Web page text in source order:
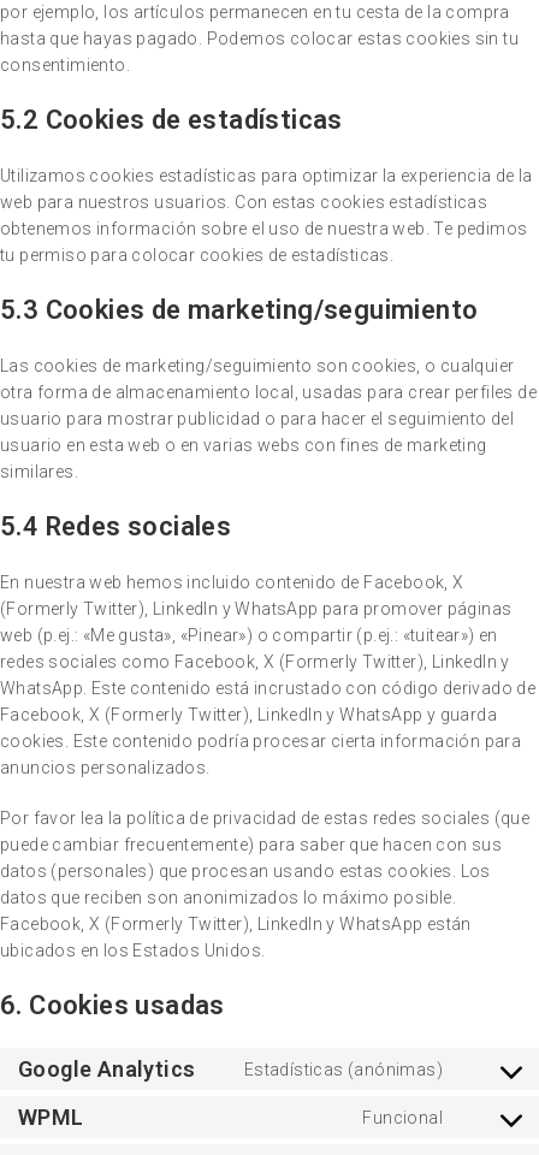
por ejemplo, los artículos permanecen en tu cesta de la compra
hasta que hayas pagado. Podemos colocar estas cookies sin tu
consentimiento.
5.2 Cookies de estadísticas
Utilizamos cookies estadísticas para optimizar la experiencia de la
web para nuestros usuarios. Con estas cookies estadísticas
obtenemos información sobre el uso de nuestra web. Te pedimos
tu permiso para colocar cookies de estadísticas.
5.3 Cookies de marketing/seguimiento
Las cookies de marketing/seguimiento son cookies, o cualquier
otra forma de almacenamiento local, usadas para crear perfiles de
usuario para mostrar publicidad o para hacer el seguimiento del
usuario en esta web o en varias webs con fines de marketing
similares.
5.4 Redes sociales
En nuestra web hemos incluido contenido de Facebook, X
(Formerly Twitter), LinkedIn y WhatsApp para promover páginas
web (p.ej.: «Me gusta», «Pinear») o compartir (p.ej.: «tuitear») en
redes sociales como Facebook, X (Formerly Twitter), LinkedIn y
WhatsApp. Este contenido está incrustado con código derivado de
Facebook, X (Formerly Twitter), LinkedIn y WhatsApp y guarda
cookies. Este contenido podría procesar cierta información para
anuncios personalizados.
Por favor lea la política de privacidad de estas redes sociales (que
puede cambiar frecuentemente) para saber que hacen con sus
datos (personales) que procesan usando estas cookies. Los
datos que reciben son anonimizados lo máximo posible.
Facebook, X (Formerly Twitter), LinkedIn y WhatsApp están
ubicados en los Estados Unidos.
6. Cookies usadas
Google Analytics Estadísticas (anónimas)
WPML Funcional